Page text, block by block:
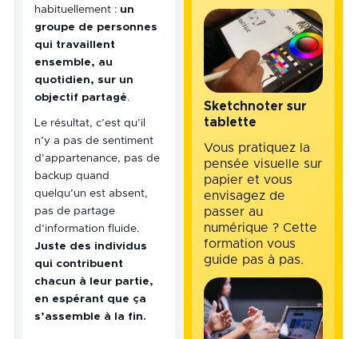
habituellement : un
groupe de personnes
qui travaillent
ensemble, au
quotidien, sur un
objectif partagé.
Le résultat, c’est qu’il
n’y a pas de sentiment
d’appartenance, pas de
backup quand
quelqu’un est absent,
pas de partage
d’information fluide.
Juste des individus
qui contribuent
chacun à leur partie,
en espérant que ça
s’assemble à la fin.
Sketchnoter sur
tablette
Vous pratiquez la
pensée visuelle sur
papier et vous
envisagez de
passer au
numérique ? Cette
formation vous
guide pas à pas.